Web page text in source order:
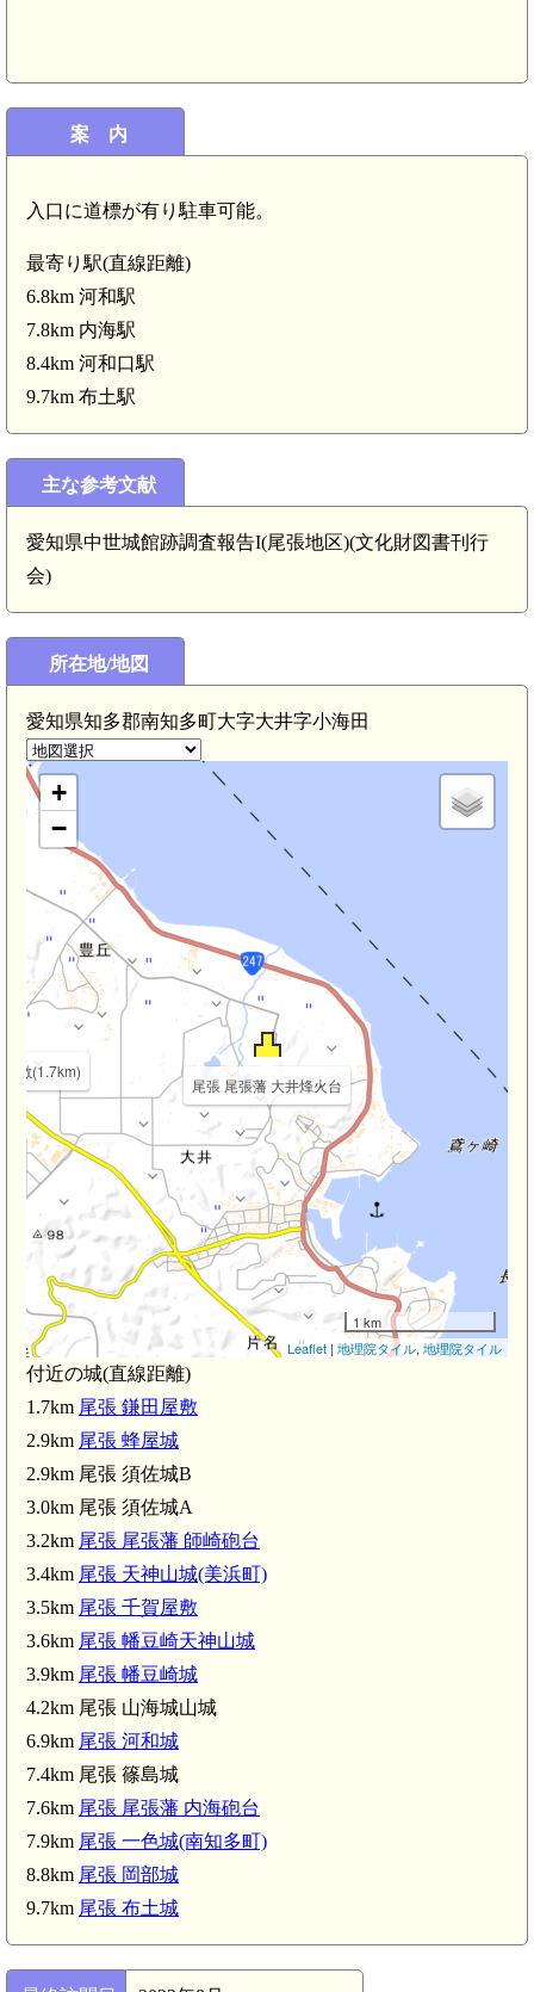
案 内
入口に道標が有り駐車可能。
最寄り駅(直線距離)
6.8km 河和駅
7.8km 内海駅
8.4km 河和口駅
9.7km 布土駅
主な参考文献
愛知県中世城館跡調査報告I(尾張地区)(文化財図書刊行
会)
所在地/地図
愛知県知多郡南知多町大字大井字小海田
尾張 尾張藩 大井烽火台
敷(1.7km)
+
−
1 km
Leaflet | 地理院タイル, 地理院タイル
付近の城(直線距離)
1.7km 尾張 鎌田屋敷
2.9km 尾張 蜂屋城
2.9km 尾張 須佐城B
3.0km 尾張 須佐城A
3.2km 尾張 尾張藩 師崎砲台
3.4km 尾張 天神山城(美浜町)
3.5km 尾張 千賀屋敷
3.6km 尾張 幡豆崎天神山城
3.9km 尾張 幡豆崎城
4.2km 尾張 山海城山城
6.9km 尾張 河和城
7.4km 尾張 篠島城
7.6km 尾張 尾張藩 内海砲台
7.9km 尾張 一色城(南知多町)
8.8km 尾張 岡部城
9.7km 尾張 布土城